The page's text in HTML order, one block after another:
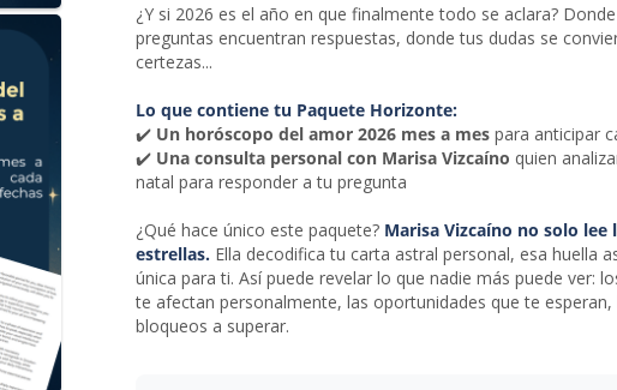
¿Y si 2026 es el año en que finalmente todo se aclara?
preguntas encuentran respuestas, donde tus dudas se
certezas...
Lo que contiene tu Paquete Horizonte:
✔️ Un horóscopo del amor 2026 mes a mes para anticipar
✔️ Una consulta personal con Marisa Vizcaíno quien
natal para responder a tu pregunta
¿Qué hace único este paquete? Marisa Vizcaíno no solo lee
estrellas. Ella decodifica tu carta astral personal, esa huella
única para ti. Así puede revelar lo que nadie más puede ver:
te afectan personalmente, las oportunidades que te esperan,
bloqueos a superar.